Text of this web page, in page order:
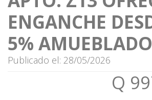
ENGANCHE
5% AMUEBLADO
Publicado el: 28/05/2026
Q